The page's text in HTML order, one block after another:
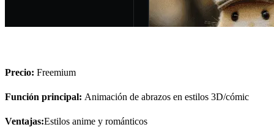
Precio: Freemium
Función principal: Animación de abrazos en estilos 3D/cómic
Ventajas:Estilos anime y románticos